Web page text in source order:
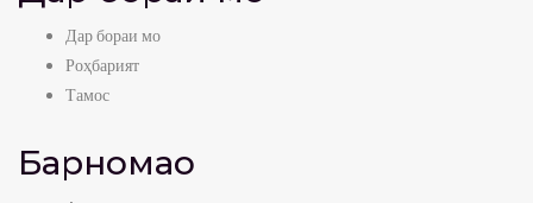
Дар бораи мо
Роҳбарият
Тамос
Барномаҳо